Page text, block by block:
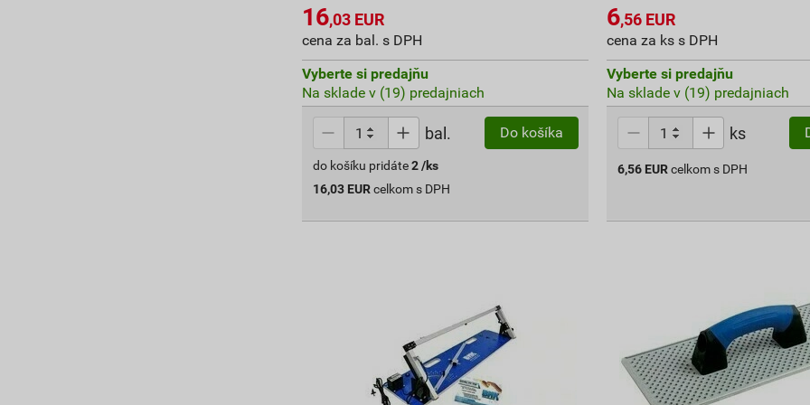
16,03 EUR
cena za bal. s DPH
Vyberte si predajňu
Na sklade v (19) predajniach
bal. Do košíka
do košíku pridáte 2 /ks
16,03 EUR celkom s DPH
6,56 EUR
cena za ks s DPH
Vyberte si predajňu
Na sklade v (19) predajniach
ks
6,56 EURcelkom s DPH